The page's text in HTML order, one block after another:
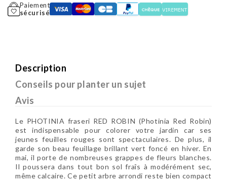
Paiement
sécurisé
Description
Conseils pour planter un sujet
Avis
Le PHOTINIA fraseri RED ROBIN (Photinia Red Robin)
est indispensable pour colorer votre jardin car ses
jeunes feuilles rouges sont spectaculaires. De plus, il
garde son beau feuillage brillant vert foncé en hiver. En
mai, il porte de nombreuses grappes de fleurs blanches.
Il poussera dans tout bon sol fraîs à modérément sec,
même calcaire. Ce petit arbre arrondi reste bien compact